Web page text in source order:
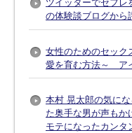
ツイッターでセフレ
の体験談ブログから
女性のためのセック
愛を育む方法～ ア
本村 晃太郎の気に
た奥手な男が声もか
モテになったカンタ